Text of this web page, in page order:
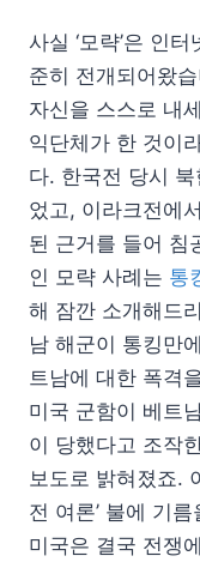
사실 ‘모략’은 인
준히 전개되어왔
자신을 스스로 내
익단체가 한 것이
다. 한국전 당시 북
었고, 이라크전에
된 근거를 들어 침
인 모략 사례는 통
해 잠깐 소개해드
남 해군이 통킹만
트남에 대한 폭격
미국 군함이 베트
이 당했다고 조작
보도로 밝혀졌죠.
전 여론’ 불에 기
미국은 결국 전쟁